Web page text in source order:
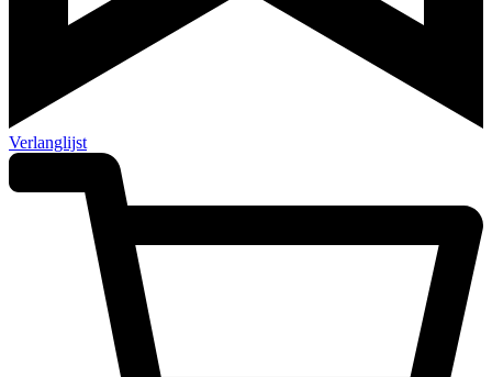
Verlanglijst